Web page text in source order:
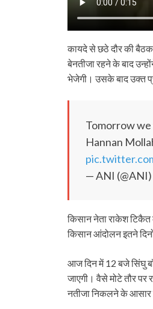
कायदे से छठे दौर की
बेनतीजा रहने के बाद
भेजेगी। उसके बाद उक्‍त
Tomorrow
Hannan
— ANI (@ANI)
किसान नेता राकेश टिकैत
किसान आंदोलन इतने
आज दिन में 12 बजे सिंघु
जाएगी। वैसे मोटे तौर पर
नतीजा निकलने के आसार